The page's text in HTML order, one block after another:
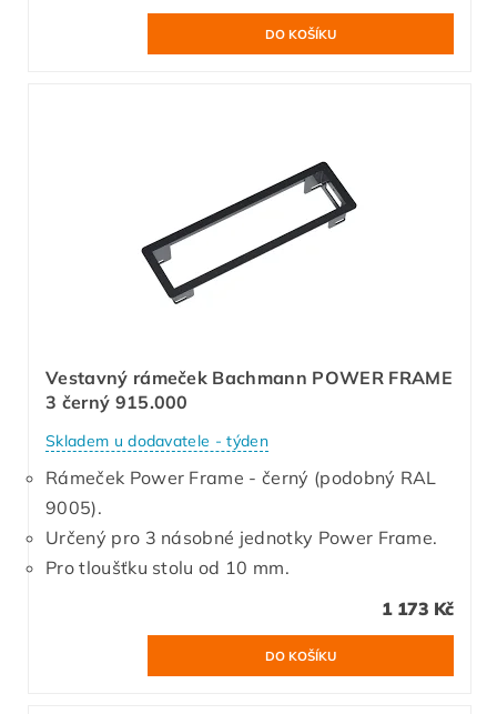
Vestavný rámeček Bachmann POWER FRAME
3 černý 915.000
Skladem u dodavatele - týden
Rámeček Power Frame - černý (podobný RAL
9005).
Určený pro 3 násobné jednotky Power Frame.
Pro tloušťku stolu od 10 mm.
1 173 Kč